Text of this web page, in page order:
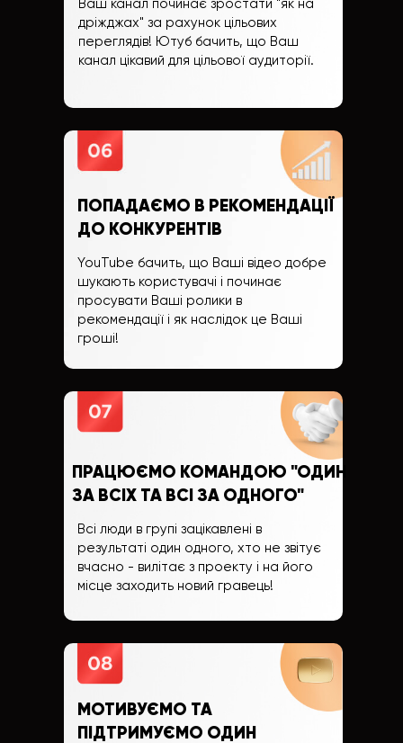
Ваш канал починає зростати "як на
дріжджах" за рахунок цільових
переглядів! Ютуб бачить, що Ваш
канал цікавий для цільової аудиторії.
Всі люди в групі зацікавлені в
результаті один одного, хто не звітує
вчасно - вилітає з проекту і на його
місце заходить новий гравець!
ПРАЦЮЄМО КОМАНДОЮ "ОДИН
ЗА ВСІХ ТА ВСІ ЗА ОДНОГО"
YouTube бачить, що Ваші відео добре
шукають користувачі і починає
просувати Ваші ролики в
рекомендації і як наслідок це Ваші
гроші!
ПОПАДАЄМО В РЕКОМЕНДАЦІЇ
ДО КОНКУРЕНТІВ
МОТИВУЄМО ТА
ПІДТРИМУЄМО ОДИН